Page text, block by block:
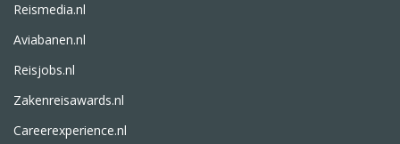
Reismedia.nl
Aviabanen.nl
Reisjobs.nl
Zakenreisawards.nl
Careerexperience.nl